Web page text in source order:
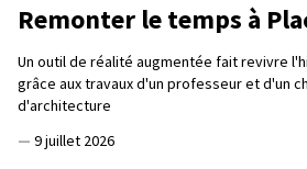
Remonter le temps à
Un outil de réalité augmentée fait revivre
grâce aux travaux d'un professeur et d'un
d'architecture
— 9 juillet 2026